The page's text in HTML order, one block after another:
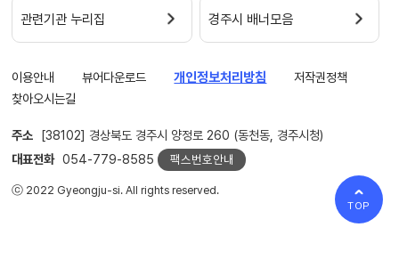
관련기관 누리집 경주시 배너모음
이용안내 뷰어다운로드 개인정보처리방침
저작권정책
찾아오시는길
주소 [38102] 경상북도 경주시 양정로 260 (동천동, 경주시청)
대표전화 054-779-8585 팩스번호안내
ⓒ 2022 Gyeongju-si. All rights reserved.
TOP